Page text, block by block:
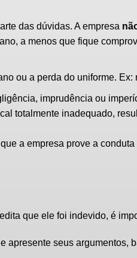
das dúvidas. A empresa
a menos que fique
ou a perda do uniforme.
imprudência ou
totalmente inadequado,
a empresa prove a
que ele foi indevido, é
apresente seus argumentos,